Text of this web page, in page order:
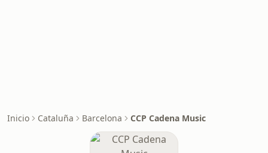
Inicio Cataluña Barcelona CCP Cadena Music